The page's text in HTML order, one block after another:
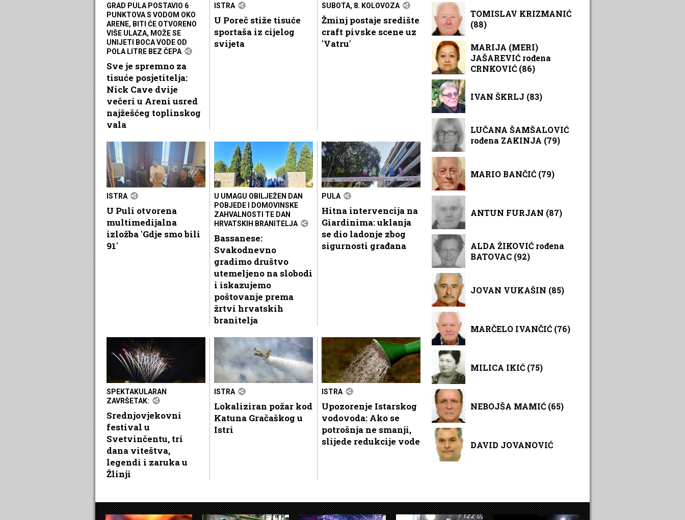
GRAD PULA POSTAVIO 6
PUNKTOVA S VODOM OKO
ARENE, BITI ĆE OTVORENO
VIŠE ULAZA, MOŽE SE
UNIJETI BOCA VODE OD
POLA LITRE BEZ ČEPA
Sve je spremno za
tisuće posjetitelja:
Nick Cave dvije
večeri u Areni usred
najžešćeg toplinskog
vala
ISTRA
U Poreč stiže tisuće
sportaša iz cijelog
svijeta
SUBOTA, 8. KOLOVOZA
Žminj postaje središte
craft pivske scene uz
'Vatru'
ISTRA
U Puli otvorena
multimedijalna
izložba 'Gdje smo bili
91'
U UMAGU OBILJEŽEN DAN
POBJEDE I DOMOVINSKE
ZAHVALNOSTI TE DAN
HRVATSKIH BRANITELJA
Bassanese:
Svakodnevno
gradimo društvo
utemeljeno na slobodi
i iskazujemo
poštovanje prema
žrtvi hrvatskih
branitelja
PULA
Hitna intervencija na
Giardinima: uklanja
se dio ladonje zbog
sigurnosti građana
SPEKTAKULARAN
ZAVRŠETAK:
Srednjovjekovni
festival u
Svetvinčentu, tri
dana viteštva,
legendi i zaruka u
Žlinji
ISTRA
Lokaliziran požar kod
Katuna Gračaškog u
Istri
ISTRA
Upozorenje Istarskog
vodovoda: Ako se
potrošnja ne smanji,
slijede redukcije vode
TOMISLAV KRIZMANIĆ
(88)
MARIJA (MERI)
JAŠAREVIĆ rođena
CRNKOVIĆ (86)
IVAN ŠKRLJ (83)
LUČANA ŠAMŠALOVIĆ
rođena ZAKINJA (79)
MARIO BANČIĆ (79)
ANTUN FURJAN (87)
ALDA ŽIKOVIĆ rođena
BATOVAC (92)
JOVAN VUKAŠIN (85)
MARČELO IVANČIĆ (76)
MILICA IKIĆ (75)
NEBOJŠA MAMIĆ (65)
DAVID JOVANOVIĆ